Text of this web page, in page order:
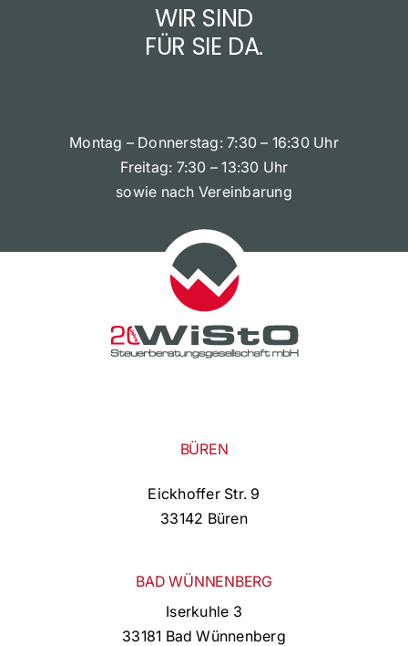
WIR SIND
FÜR SIE DA.
Montag – Donnerstag: 7:30 – 16:30 Uhr
Freitag: 7:30 – 13:30 Uhr
sowie nach Vereinbarung
BÜREN
Eickhoffer Str. 9
33142 Büren
BAD WÜNNENBERG
Iserkuhle 3
33181 Bad Wünnenberg